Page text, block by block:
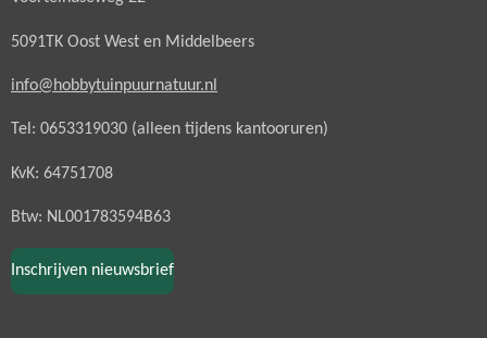
5091TK Oost West en Middelbeers
info@hobbytuinpuurnatuur.nl
Tel: 0653319030 (alleen tijdens kantooruren)
KvK: 64751708
Btw: NL001783594B63
Inschrijven nieuwsbrief